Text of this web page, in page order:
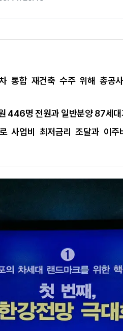
차 통합 재건축 수주 위해 총
446명 전원과 일반분양 87세대
사업비 최저금리 조달과 이